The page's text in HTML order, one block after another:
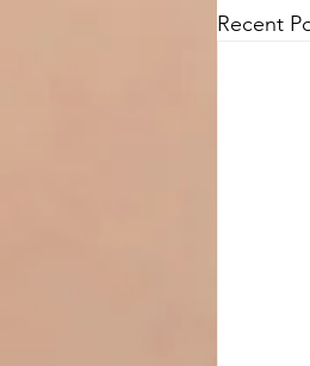
Recent